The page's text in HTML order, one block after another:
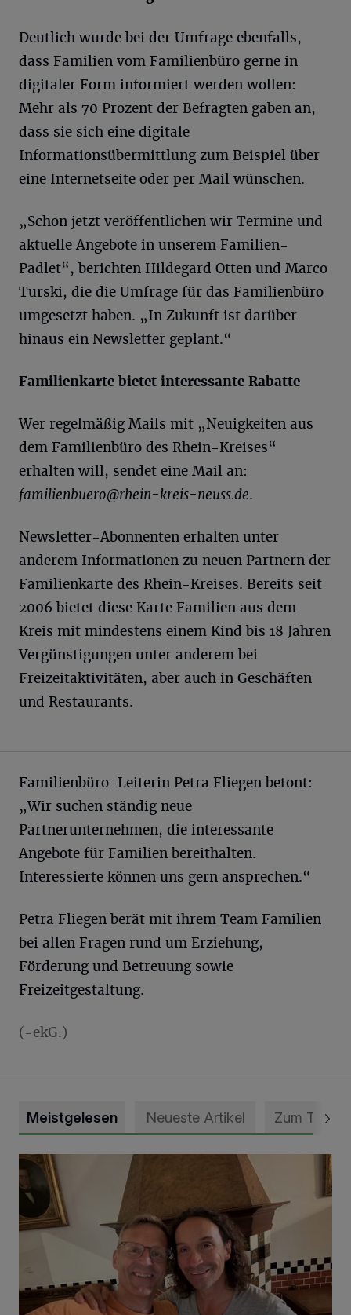
Deutlich wurde bei der Umfrage ebenfalls,
dass Familien vom Familienbüro gerne in
digitaler Form informiert werden wollen:
Mehr als 70 Prozent der Befragten gaben an,
dass sie sich eine digitale
Informationsübermittlung zum Beispiel über
eine Internetseite oder per Mail wünschen.
„Schon jetzt veröffentlichen wir Termine und
aktuelle Angebote in unserem Familien-
Padlet“, berichten Hildegard Otten und Marco
Turski, die die Umfrage für das Familienbüro
umgesetzt haben. „In Zukunft ist darüber
hinaus ein Newsletter geplant.“
Familienkarte bietet interessante Rabatte
Wer regelmäßig Mails mit „Neuigkeiten aus
dem Familienbüro des Rhein-Kreises“
erhalten will, sendet eine Mail an:
familienbuero@rhein-kreis-neuss.de.
Newsletter-Abonnenten erhalten unter
anderem Informationen zu neuen Partnern der
Familienkarte des Rhein-Kreises. Bereits seit
2006 bietet diese Karte Familien aus dem
Kreis mit mindestens einem Kind bis 18 Jahren
Vergünstigungen unter anderem bei
Freizeitaktivitäten, aber auch in Geschäften
und Restaurants.
Familienbüro-Leiterin Petra Fliegen betont:
„Wir suchen ständig neue
Partnerunternehmen, die interessante
Angebote für Familien bereithalten.
Interessierte können uns gern ansprechen.“
Petra Fliegen berät mit ihrem Team Familien
bei allen Fragen rund um Erziehung,
Förderung und Betreuung sowie
Freizeitgestaltung.
(-ekG.)
Meistgelesen Neueste Artikel Zum Thema
„Loss dir nix jefalle“ in 7 Tage 1 Song